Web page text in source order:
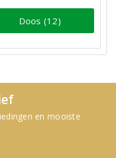
Doos (12)
en mooiste